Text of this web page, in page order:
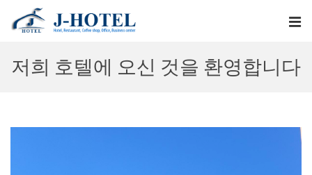
저희 호텔에 오신 것을 환영합니다